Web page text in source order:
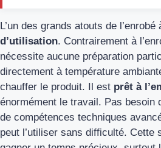
L’un des grands atouts de l’enrobé
d’utilisation. Contrairement à
nécessite aucune préparation
directement à température
chauffer le produit. Il est prêt à
énormément le travail. Pas besoin
de compétences techniques
peut l’utiliser sans difficulté. Cette